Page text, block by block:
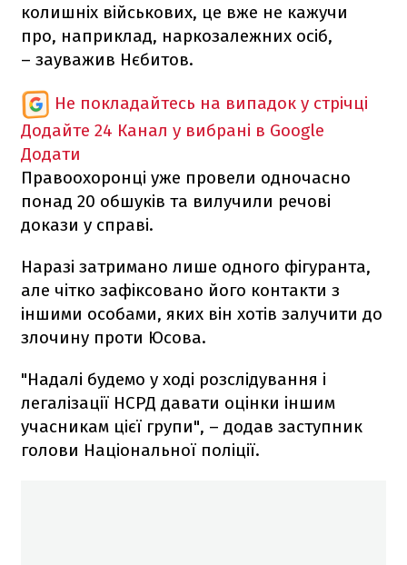
колишніх військових, це вже не кажучи
про, наприклад, наркозалежних осіб,
– зауважив Нєбитов.
Не покладайтесь на випадок у стрічці
Додайте 24 Канал у вибрані в Google
Додати
Правоохоронці уже провели одночасно
понад 20 обшуків та вилучили речові
докази у справі.
Наразі затримано лише одного фігуранта,
але чітко зафіксовано його контакти з
іншими особами, яких він хотів залучити до
злочину проти Юсова.
"Надалі будемо у ході розслідування і
легалізації НСРД давати оцінки іншим
учасникам цієї групи", – додав заступник
голови Національної поліції.